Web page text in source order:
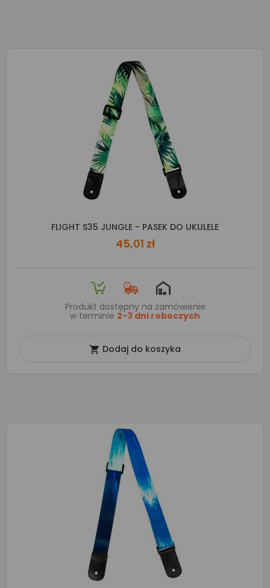
FLIGHT S35 JUNGLE - PASEK DO UKULELE
45,01 zł
Produkt dostępny na zamówienie
w terminie 2-3 dni roboczych
 Dodaj do koszyka